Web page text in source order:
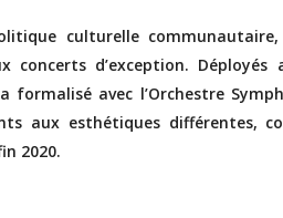
culturelle
concerts d’exception.
avec l’Orchestre
aux esthétiques différentes,
2020.